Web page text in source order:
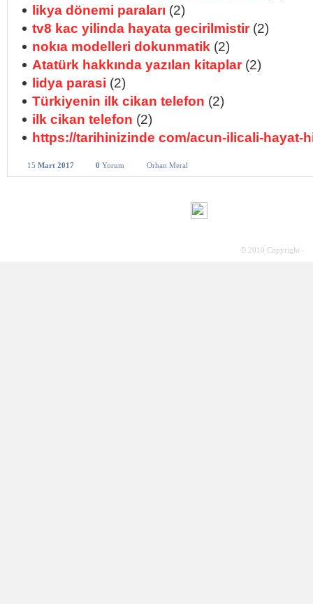
likya dönemi paraları (2)
tv8 kac yilinda hayata gecirilmistir(2)
nokıa modelleri dokunmatik (2)
Atatürk hakkında yazılan kitaplar(2)
lidya parasi (2)
Türkiyenin ilk cikan telefon (2)
ilk cikan telefon (2)
https://tarihinizinde com/acun-ilicali-hayat-
15 Mart 2017 0 Yorum Orhan Meral
© 2010 Copyright -